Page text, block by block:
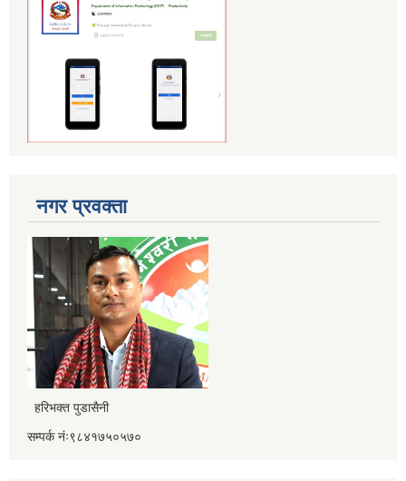
नगर प्रवक्ता
हरिभक्त पुडासैनी
सम्पर्क नंः९८४१७५०५७०